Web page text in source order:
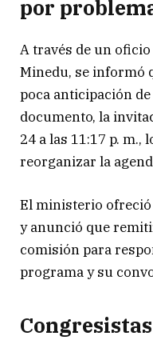
por
A través de un
Minedu, se informó
poca anticipación
documento, la
24 a las 11:17 p. m.,
reorganizar la
El ministerio
y anunció que
comisión para
programa y su